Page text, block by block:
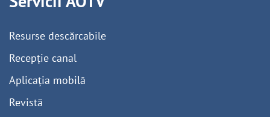
Resurse descărcabile
Recepție canal
Aplicația mobilă
Revistă